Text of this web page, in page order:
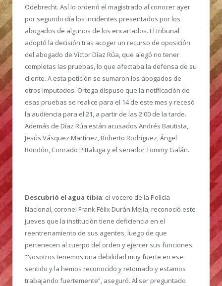
Odebrecht. Así lo ordenó el magistrado al conocer ayer
por segundo día los incidentes presentados por los
abogados de algunos de los encartados. El tribunal
adoptó la decisión tras acoger un recurso de oposición
del abogado de Víctor Díaz Rúa, que alegó no tener
completas las pruebas, lo que afectaba la defensa de su
cliente. A esta petición se sumaron los abogados de
otros imputados. Ortega dispuso que la notificación de
esas pruebas se realice para el 14 de este mes y recesó
la audiencia para el 21, a partir de las 2:00 de la tarde.
Además de Díaz Rúa están acusados Andrés Bautista,
Jesús Vásquez Martínez, Roberto Rodríguez, Ángel
Rondón, Conrado Pittaluga y el senador Tommy Galán.
Descubrió el agua tibia: el vocero de la Policía
Nacional, coronel Frank Félix Durán Mejía, reconoció este
jueves que la institución tiene deficiencia en el
reentrenamiento de sus agentes, luego de que
pertenecen al cuerpo del orden y ejercer sus funciones.
“Nosotros tenemos una debilidad muy fuerte en ese
sentido y la hemos reconocido y retomado y estamos
trabajando fuertemente”, aseguró. Al ser preguntado